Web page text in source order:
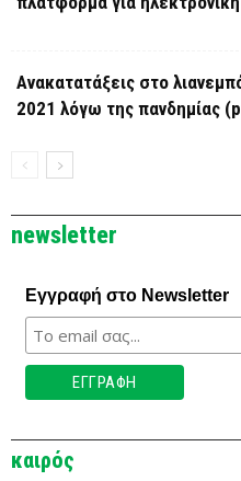
Ανακατατάξεις στο
2021 λόγω της πανδημίας
newsletter
Εγγραφή στο Newsletter
καιρός